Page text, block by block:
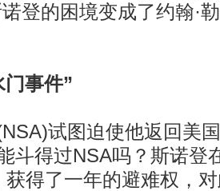
登的困境变成了约翰·
事件”
试图迫使他返回美国
斗得过NSA吗？斯诺登
获得了一年的避难权，